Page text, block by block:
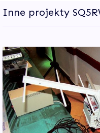
Inne projekty